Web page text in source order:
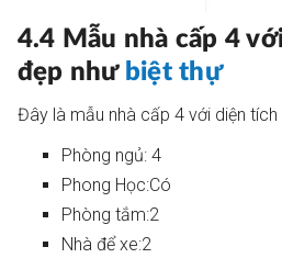
4.4 Mẫu nhà cấp 4
đẹp như biệt thự
Đây là mẫu nhà cấp 4 với diện
Phòng ngủ: 4
Phong Học:Có
Phòng tắm:2
Nhà để xe:2